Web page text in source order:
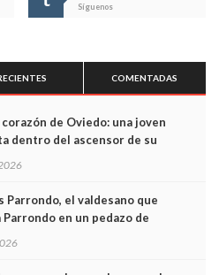
Síguenos
COMENTADAS
de Oviedo: una joven
dentro del ascensor de su
captan sus últimos minutos
Parrondo, el valdesano que
en un pedazo de